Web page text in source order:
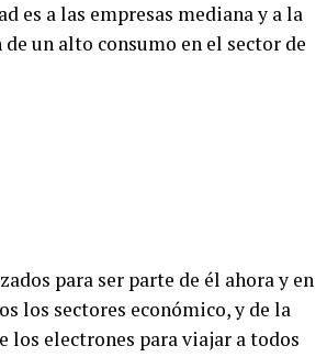
es a las empresas mediana y a la
un alto consumo en el sector de
para ser parte de él ahora y en
los sectores económico, y de la
los electrones para viajar a todos